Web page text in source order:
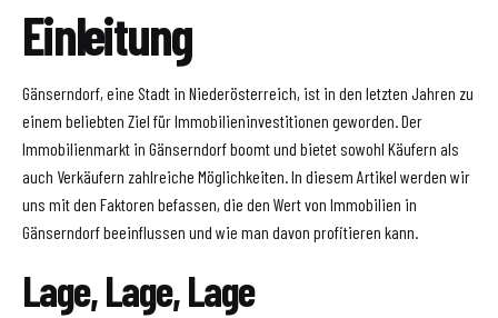
Einleitung
Gänserndorf, eine Stadt in Niederösterreich, ist in den letzten Jahren zu
einem beliebten Ziel für Immobilieninvestitionen geworden. Der
Immobilienmarkt in Gänserndorf boomt und bietet sowohl Käufern als
auch Verkäufern zahlreiche Möglichkeiten. In diesem Artikel werden wir
uns mit den Faktoren befassen, die den Wert von Immobilien in
Gänserndorf beeinflussen und wie man davon profitieren kann.
Lage, Lage, Lage